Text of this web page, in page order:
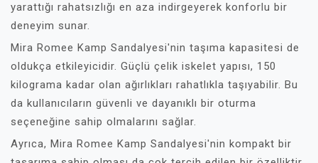
yarattığı rahatsızlığı en aza indirgeyerek konforlu bir
deneyim sunar.
Mira Romee Kamp Sandalyesi'nin taşıma kapasitesi de
oldukça etkileyicidir. Güçlü çelik iskelet yapısı, 150
kilograma kadar olan ağırlıkları rahatlıkla taşıyabilir. Bu
da kullanıcıların güvenli ve dayanıklı bir oturma
seçeneğine sahip olmalarını sağlar.
Ayrıca, Mira Romee Kamp Sandalyesi'nin kompakt bir